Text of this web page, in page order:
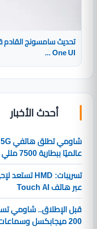
تحديث سامسونج القادم
One UI ...
أحدث الأخبار
عالميًا ببطارية 7500 مللي أمبير
عبر هاتف Touch AI
قبل الإطلاق.. شاومي
200 ميجابكسل وسماعات Bose